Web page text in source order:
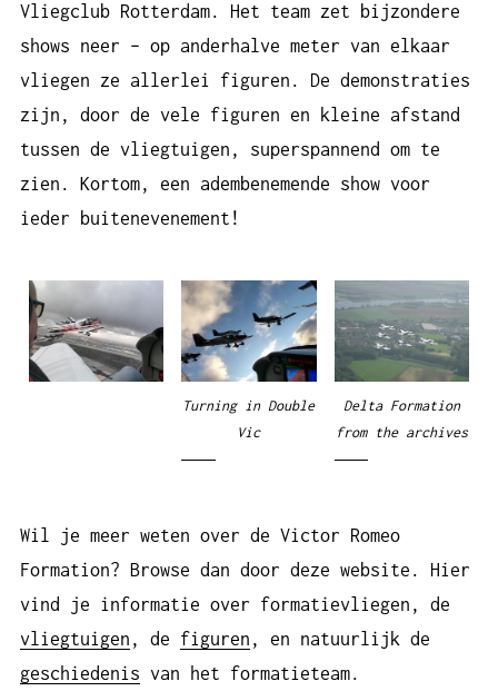
Vliegclub Rotterdam. Het team zet bijzondere
shows neer – op anderhalve meter van elkaar
vliegen ze allerlei figuren. De demonstraties
zijn, door de vele figuren en kleine afstand
tussen de vliegtuigen, superspannend om te
zien. Kortom, een adembenemende show voor
ieder buitenevenement!
Turning in Double
Vic
Delta Formation
from the archives
Wil je meer weten over de Victor Romeo
Formation? Browse dan door deze website. Hier
vind je informatie over formatievliegen, de
vliegtuigen , de figuren , en natuurlijk de
geschiedenis van het formatieteam.